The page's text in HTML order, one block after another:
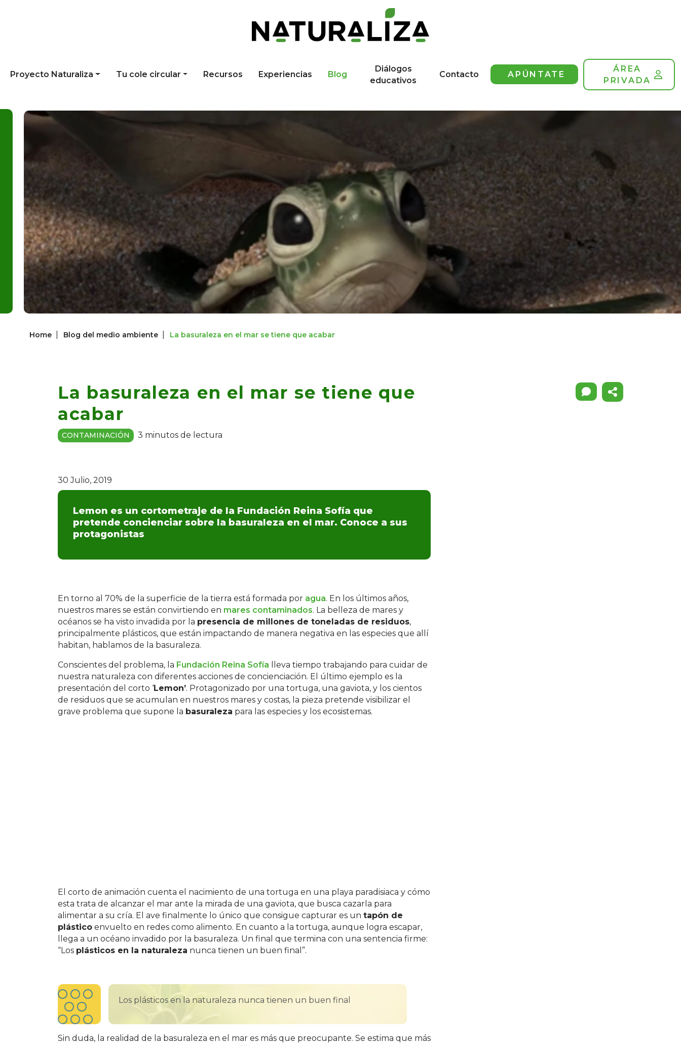
Proyecto Naturaliza Tu cole circular Recursos Experiencias Blog
Diálogos
educativos
Contacto APÚNTATE
ÁREA
PRIVADA
Home Blog del medio ambiente La basuraleza en el mar se tiene que acabar
La basuraleza en el mar se tiene que
acabar
CONTAMINACIÓN 3 minutos de lectura
30 Julio, 2019
Lemon es un cortometraje de la Fundación Reina Sofía que
pretende concienciar sobre la basuraleza en el mar. Conoce a sus
protagonistas
En torno al 70% de la superficie de la tierra está formada por agua. En los últimos años,
nuestros mares se están convirtiendo en mares contaminados. La belleza de mares y
océanos se ha visto invadida por la presencia de millones de toneladas de residuos,
principalmente plásticos, que están impactando de manera negativa en las especies que allí
habitan, hablamos de la basuraleza.
Conscientes del problema, la Fundación Reina Sofía lleva tiempo trabajando para cuidar de
nuestra naturaleza con diferentes acciones de concienciación. El último ejemplo es la
presentación del corto ‘Lemon’. Protagonizado por una tortuga, una gaviota, y los cientos
de residuos que se acumulan en nuestros mares y costas, la pieza pretende visibilizar el
grave problema que supone la basuraleza para las especies y los ecosistemas.
El corto de animación cuenta el nacimiento de una tortuga en una playa paradisiaca y cómo
esta trata de alcanzar el mar ante la mirada de una gaviota, que busca cazarla para
alimentar a su cría. El ave finalmente lo único que consigue capturar es un tapón de
plástico envuelto en redes como alimento. En cuanto a la tortuga, aunque logra escapar,
llega a un océano invadido por la basuraleza. Un final que termina con una sentencia firme:
“Los plásticos en la naturaleza nunca tienen un buen final”.
Los plásticos en la naturaleza nunca tienen un buen final
Sin duda, la realidad de la basuraleza en el mar es más que preocupante. Se estima que más